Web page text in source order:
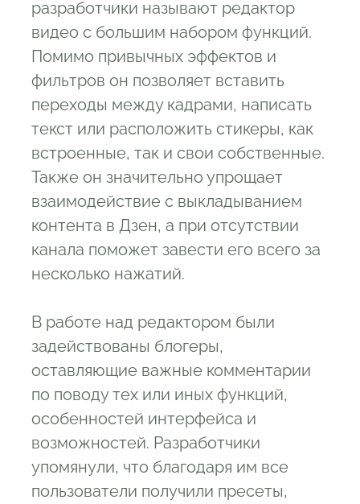
разработчики называют редактор
видео с большим набором функций.
Помимо привычных эффектов и
фильтров он позволяет вставить
переходы между кадрами, написать
текст или расположить стикеры, как
встроенные, так и свои собственные.
Также он значительно упрощает
взаимодействие с выкладыванием
контента в Дзен, а при отсутствии
канала поможет завести его всего за
несколько нажатий.
В работе над редактором были
задействованы блогеры,
оставляющие важные комментарии
по поводу тех или иных функций,
особенностей интерфейса и
возможностей. Разработчики
упомянули, что благодаря им все
пользователи получили пресеты,